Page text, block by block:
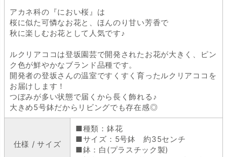
アカネ科の『におい桜』は
桜に似た可憐なお花と、ほんのり甘い芳香で
秋に楽しむお花として人気です♪
ルクリアココは登坂園芸で開発されたお花が大きく、ピン
ク色が鮮やかなブランド品種です。
開発者の登坂さんの温室ですくすく育ったルクリアココを
お届けします！
つぼみが多い状態で届くから長く飾れる♪
大きめ5号鉢だからリビングでも存在感◎
仕様 / サイズ
■種類：鉢花
■サイズ：5号鉢 約35センチ
■鉢：白(プラスチック製)